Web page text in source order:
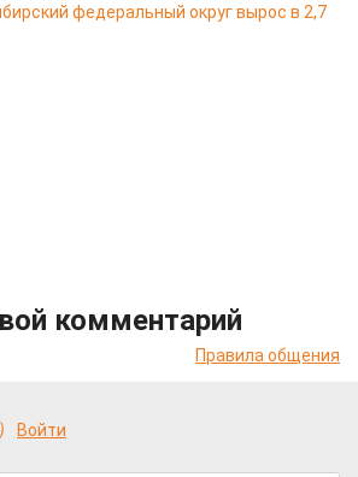
федеральный округ вырос в 2,7
комментарий
Правила общения
Войти